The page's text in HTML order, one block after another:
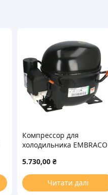
Компрессор для
холодильника EMBRACO
R404a 653W (с пусковым
реле CSIR)
5.730,00 ₴
Читати далі